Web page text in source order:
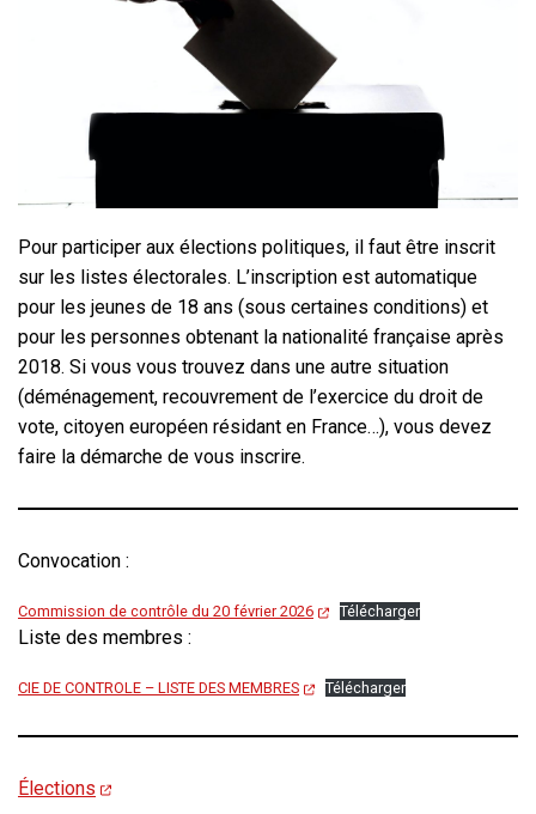
Pour participer aux élections politiques, il faut être inscrit
sur les listes électorales. L’inscription est automatique
pour les jeunes de 18 ans (sous certaines conditions) et
pour les personnes obtenant la nationalité française après
2018. Si vous vous trouvez dans une autre situation
(déménagement, recouvrement de l’exercice du droit de
vote, citoyen européen résidant en France…), vous devez
faire la démarche de vous inscrire.
Convocation :
Commission de contrôle du 20 février 2026 Télécharger
Liste des membres :
CIE DE CONTROLE – LISTE DES MEMBRES Télécharger
Élections